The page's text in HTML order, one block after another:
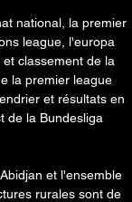
national, la premier
league, l'europa
classement de la
la premier league
et résultats en
de la Bundesliga
et l'ensemble
rurales sont de